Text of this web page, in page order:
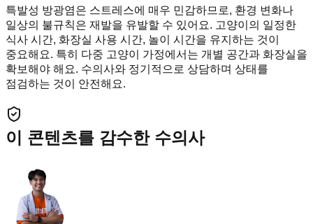
특발성 방광염은 스트레스에 매우 민감하므로, 환경 변화나
일상의 불규칙은 재발을 유발할 수 있어요. 고양이의 일정한
식사 시간, 화장실 사용 시간, 놀이 시간을 유지하는 것이
중요해요. 특히 다중 고양이 가정에서는 개별 공간과 화장실을
확보해야 해요. 수의사와 정기적으로 상담하며 상태를
점검하는 것이 안전해요.
이 콘텐츠를 감수한 수의사